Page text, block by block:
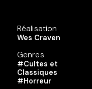
Réalisation
Wes Craven
Genres
#Cultes et
Classiques
#Horreur